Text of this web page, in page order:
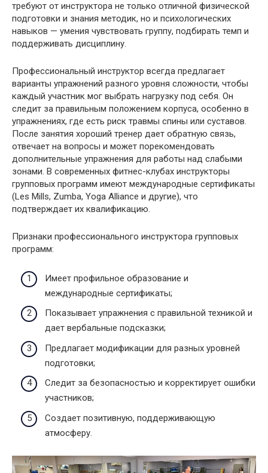
требуют от инструктора не только отличной физической
подготовки и знания методик, но и психологических
навыков — умения чувствовать группу, подбирать темп и
поддерживать дисциплину.
Профессиональный инструктор всегда предлагает
варианты упражнений разного уровня сложности, чтобы
каждый участник мог выбрать нагрузку под себя. Он
следит за правильным положением корпуса, особенно в
упражнениях, где есть риск травмы спины или суставов.
После занятия хороший тренер дает обратную связь,
отвечает на вопросы и может порекомендовать
дополнительные упражнения для работы над слабыми
зонами. В современных фитнес-клубах инструкторы
групповых программ имеют международные сертификаты
(Les Mills, Zumba, Yoga Alliance и другие), что
подтверждает их квалификацию.
Признаки профессионального инструктора групповых
программ:
Имеет профильное образование и
международные сертификаты;
Показывает упражнения с правильной техникой и
дает вербальные подсказки;
Предлагает модификации для разных уровней
подготовки;
Следит за безопасностью и корректирует ошибки
участников;
Создает позитивную, поддерживающую
атмосферу.